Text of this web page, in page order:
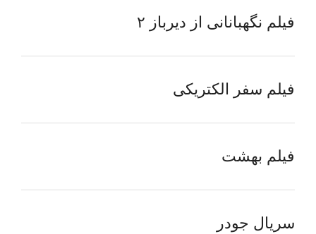
فیلم نگهبانانی از دیرباز ۲
فیلم سفر الکتریکی
فیلم بهشت
سریال جودر